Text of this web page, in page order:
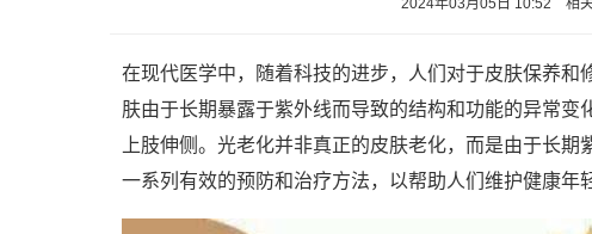
2024年03月05日 10:52 相关
在现代医学中，随着科技的进步，人们对于皮肤保养
肤由于长期暴露于紫外线而导致的结构和功能的异常
上肢伸侧。光老化并非真正的皮肤老化，而是由于长
一系列有效的预防和治疗方法，以帮助人们维护健康年